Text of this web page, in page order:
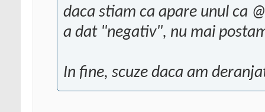
daca stiam ca apare unul ca
a dat "negativ", nu mai
In fine, scuze daca am